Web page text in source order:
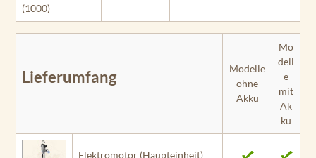
(1000)
Lieferumfang
Modelle
ohne
Akku
Mo
dell
e
mit
Ak
ku
Elektromotor (Haupteinheit)